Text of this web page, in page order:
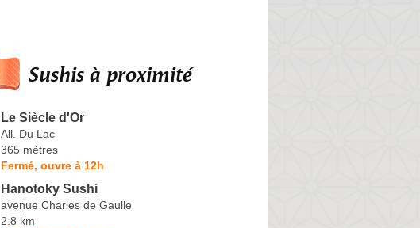
Sushis à proximité
Le Siècle d'Or
All. Du Lac
365 mètres
Fermé, ouvre à 12h
Hanotoky Sushi
avenue Charles de Gaulle
2.8 km